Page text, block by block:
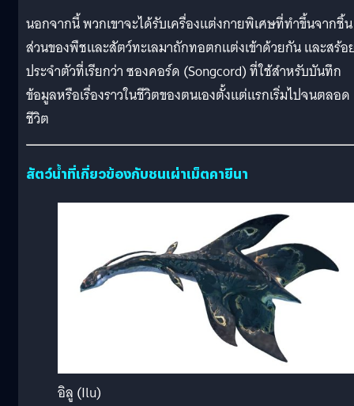
นอกจากนี้ พวกเขาจะได้รับเครื่องแต่งกายพิเศษที่ทำขึ้นจากชิ้น
ส่วนของพืชและสัตว์ทะเลมาถักทอตกแต่งเข้าด้วยกัน และสร้อ
ประจำตัวที่เรียกว่า ซองคอร์ด (Songcord) ที่ใช้สำหรับบันทึก
ข้อมูลหรือเรื่องราวในชีวิตของตนเองตั้งแต่แรกเริ่มไปจนตลอด
ชีวิต
สัตว์น้ำที่เกี่ยวข้องกับชนเผ่าเม็ตคายีนา
อิลู (Ilu)